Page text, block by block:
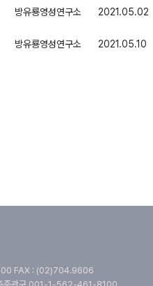
방유룡영성연구소 2021.05.02
방유룡영성연구소 2021.05.10
FAX : (02)704.9606